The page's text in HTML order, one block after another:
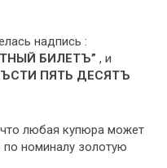
надпись :
БИЛЕТЪ” , и
ПЯТЬ ДЕСЯТЪ
любая купюра может
номиналу золотую